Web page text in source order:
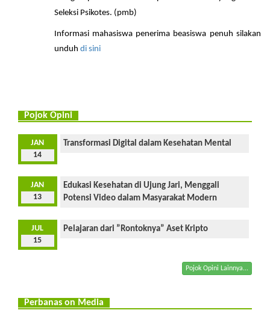
Seleksi Psikotes. (pmb)
Informasi mahasiswa penerima beasiswa penuh silakan
unduh di sini
Pojok Opini
JAN
14
Transformasi Digital dalam Kesehatan Mental
JAN
13
Edukasi Kesehatan di Ujung Jari, Menggali
Potensi Video dalam Masyarakat Modern
JUL
15
Pelajaran dari ”Rontoknya” Aset Kripto
Pojok Opini Lainnya...
Perbanas on Media